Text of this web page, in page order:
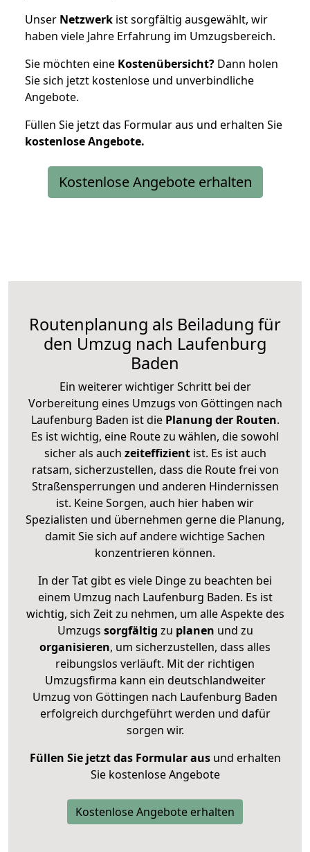
Unser Netzwerk ist sorgfältig ausgewählt, wir
haben viele Jahre Erfahrung im Umzugsbereich.
Sie möchten eine Kostenübersicht? Dann holen
Sie sich jetzt kostenlose und unverbindliche
Angebote.
Füllen Sie jetzt das Formular aus und erhalten Sie
kostenloseAngebote.
Kostenlose Angebote erhalten
Routenplanung als Beiladung für
den Umzug nach Laufenburg
Baden
Ein weiterer wichtiger Schritt bei der
Vorbereitung eines Umzugs von Göttingen nach
Laufenburg Baden ist diePlanung der Routen.
Es ist wichtig, eine Route zu wählen, die sowohl
sicher als auch zeiteffizientist. Es ist auch
ratsam, sicherzustellen, dass die Route frei von
Straßensperrungen und anderen Hindernissen
ist. Keine Sorgen, auch hier haben wir
Spezialisten und übernehmen gerne die Planung,
damit Sie sich auf andere wichtige Sachen
konzentrieren können.
In der Tat gibt es viele Dinge zu beachten bei
einem Umzug nach Laufenburg Baden. Es ist
wichtig, sich Zeit zu nehmen, um alle Aspekte des
Umzugs sorgfältig zu planen und zu
organisieren, um sicherzustellen, dass alles
reibungslos verläuft. Mit der richtigen
Umzugsfirma kann ein deutschlandweiter
Umzug von Göttingen nach Laufenburg Baden
erfolgreich durchgeführt werden und dafür
sorgen wir.
Füllen Sie jetzt das Formular ausund erhalten
Sie kostenlose Angebote
Kostenlose Angebote erhalten